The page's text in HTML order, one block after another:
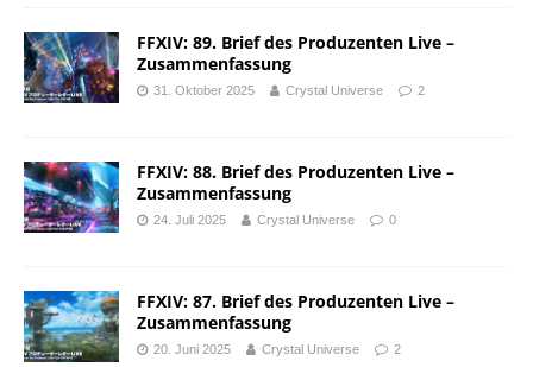
FFXIV: 89. Brief des Produzenten Live –
Zusammenfassung
31. Oktober 2025 Crystal Universe 2
FFXIV: 88. Brief des Produzenten Live –
Zusammenfassung
24. Juli 2025 Crystal Universe 0
FFXIV: 87. Brief des Produzenten Live –
Zusammenfassung
20. Juni 2025 Crystal Universe 2